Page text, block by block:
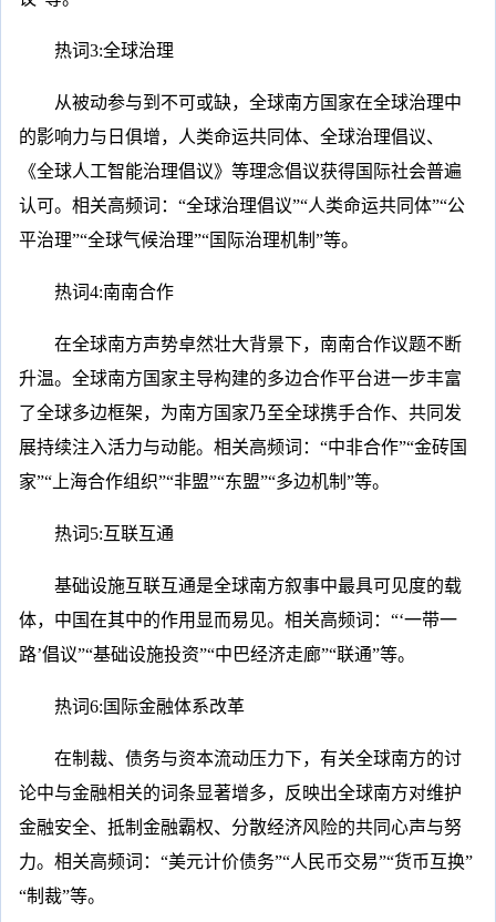
热词3:全球治理
从被动参与到不可或缺，全球南方国家在全球治理中
的影响力与日俱增，人类命运共同体、全球治理倡议、
《全球人工智能治理倡议》等理念倡议获得国际社会普遍
认可。相关高频词：“全球治理倡议”“人类命运共同体”“公
平治理”“全球气候治理”“国际治理机制”等。
热词4:南南合作
在全球南方声势卓然壮大背景下，南南合作议题不断
升温。全球南方国家主导构建的多边合作平台进一步丰富
了全球多边框架，为南方国家乃至全球携手合作、共同发
展持续注入活力与动能。相关高频词：“中非合作”“金砖国
家”“上海合作组织”“非盟”“东盟”“多边机制”等。
热词5:互联互通
基础设施互联互通是全球南方叙事中最具可见度的载
体，中国在其中的作用显而易见。相关高频词：“‘一带一
路’倡议”“基础设施投资”“中巴经济走廊”“联通”等。
热词6:国际金融体系改革
在制裁、债务与资本流动压力下，有关全球南方的讨
论中与金融相关的词条显著增多，反映出全球南方对维护
金融安全、抵制金融霸权、分散经济风险的共同心声与努
力。相关高频词：“美元计价债务”“人民币交易”“货币互换”
“制裁”等。